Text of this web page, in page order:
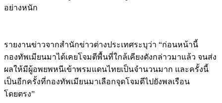
อย่างหนัก
รายงานข่าวจากสำนักข่าวต่างประเทศระบุว่า “ก่อนหน้านี้
กองทัพเมียนมาได้เคยโจมตีพื้นที่ใกล้เคียงดังกล่าวมาแล้ว จนส่ง
ผลให้มีผู้อพยพหนีเข้าพรมแดนไทยเป็นจำนวนมาก และครั้งนี้
เป็นอีกครั้งที่กองทัพเมียนมาเลือกจุดโจมตีไปยังพลเรือน
โดยตรง”